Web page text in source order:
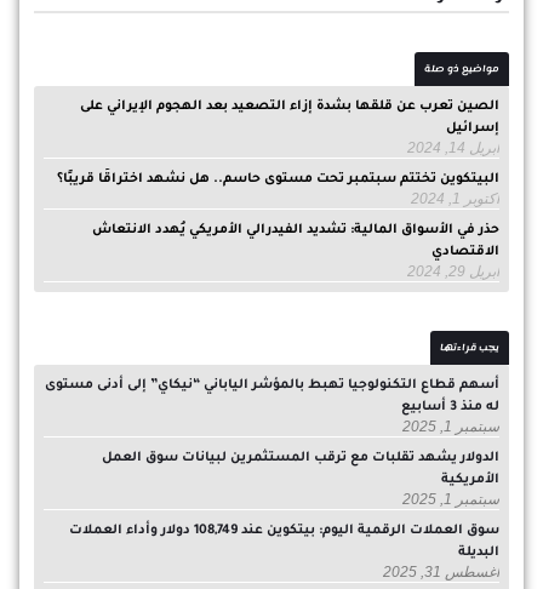
مواضيع ذو صلة
الصين تعرب عن قلقها بشدة إزاء التصعيد بعد الهجوم الإيراني على
إسرائيل
أبريل 14, 2024
البيتكوين تختتم سبتمبر تحت مستوى حاسم.. هل نشهد اختراقًا قريبًا؟
أكتوبر 1, 2024
حذر في الأسواق المالية: تشديد الفيدرالي الأمريكي يُهدد الانتعاش
الاقتصادي
أبريل 29, 2024
يجب قراءتها
أسهم قطاع التكنولوجيا تهبط بالمؤشر الياباني “نيكاي” إلى أدنى مستوى
له منذ 3 أسابيع
سبتمبر 1, 2025
الدولار يشهد تقلبات مع ترقب المستثمرين لبيانات سوق العمل
الأمريكية
سبتمبر 1, 2025
سوق العملات الرقمية اليوم: بيتكوين عند 108,749 دولار وأداء العملات
البديلة
أغسطس 31, 2025